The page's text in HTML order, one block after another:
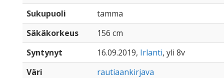
Sukupuoli
tamma
Säkäkorkeus
156 cm
Syntynyt
16.09.2019, Irlanti, yli 8v
Väri
rautiaankirjava